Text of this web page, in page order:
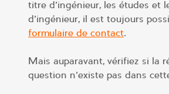
titre d’ingénieur, les études et
d’ingénieur, il est toujours
formulaire de contact.
Mais auparavant, vérifiez si la
question n’existe pas dans